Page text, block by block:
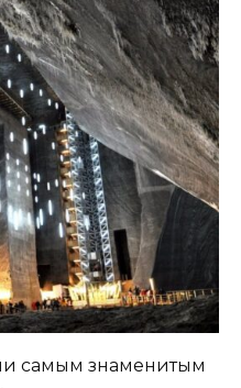
самым знаменитым